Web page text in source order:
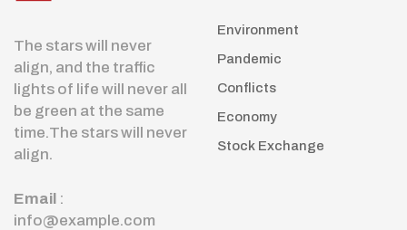
The stars will never
align, and the traffic
lights of life will never all
be green at the same
time.The stars will never
align.
Email :
info@example.com
Environment
Pandemic
Conflicts
Economy
Stock Exchange